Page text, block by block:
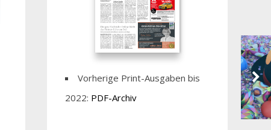
Vorherige Print-Ausgaben bis
2022: PDF-Archiv